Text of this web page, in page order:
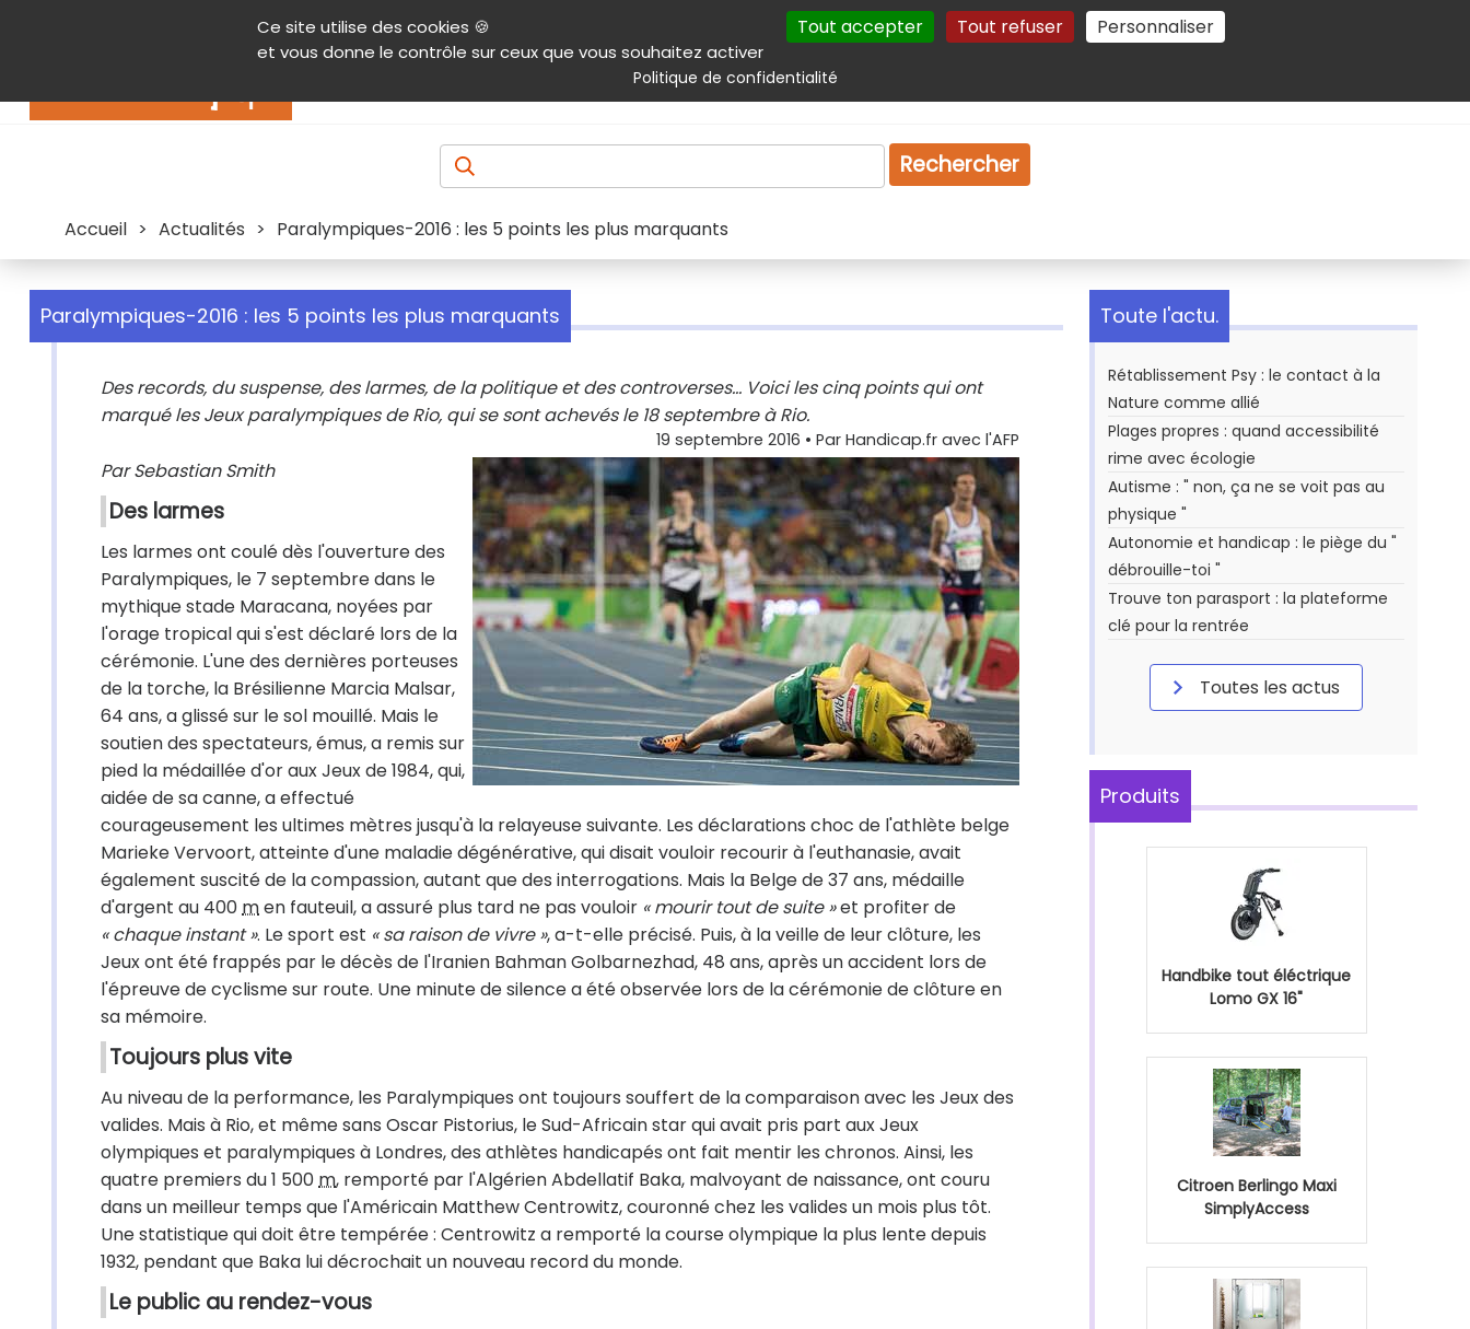
Ce site utilise des cookies 🍪
et vous donne le contrôle sur ceux que vous souhaitez activer
Tout accepter Tout refuser Personnaliser
Politique de confidentialité
Contenu Aide et accessibilité Menu principal Autres services Plan du site Gestion des cookies
Produits & services Emploi Droit
Rechercher
Accueil > Actualités > Paralympiques-2016 : les 5 points les plus marquants
Paralympiques-2016 : les 5 points les plus marquants
Des records, du suspense, des larmes, de la politique et des controverses... Voici les cinq points qui ont
marqué les Jeux paralympiques de Rio, qui se sont achevés le 18 septembre à Rio.
19 septembre 2016 • Par Handicap.fr avec l'AFP
Par Sebastian Smith
Des larmes
Les larmes ont coulé dès l'ouverture des
Paralympiques, le 7 septembre dans le
mythique stade Maracana, noyées par
l'orage tropical qui s'est déclaré lors de la
cérémonie. L'une des dernières porteuses
de la torche, la Brésilienne Marcia Malsar,
64 ans, a glissé sur le sol mouillé. Mais le
soutien des spectateurs, émus, a remis sur
pied la médaillée d'or aux Jeux de 1984, qui,
aidée de sa canne, a effectué
courageusement les ultimes mètres jusqu'à la relayeuse suivante. Les déclarations choc de l'athlète belge
Marieke Vervoort, atteinte d'une maladie dégénérative, qui disait vouloir recourir à l'euthanasie, avait
également suscité de la compassion, autant que des interrogations. Mais la Belge de 37 ans, médaille
d'argent au 400men fauteuil, a assuré plus tard ne pas vouloir « mourir tout de suite »et profiter de
« chaque instant ». Le sport est « sa raison de vivre », a-t-elle précisé. Puis, à la veille de leur clôture, les
Jeux ont été frappés par le décès de l'Iranien Bahman Golbarnezhad, 48 ans, après un accident lors de
l'épreuve de cyclisme sur route. Une minute de silence a été observée lors de la cérémonie de clôture en
sa mémoire.
Toujours plus vite
Au niveau de la performance, les Paralympiques ont toujours souffert de la comparaison avec les Jeux des
valides. Mais à Rio, et même sans Oscar Pistorius, le Sud-Africain star qui avait pris part aux Jeux
olympiques et paralympiques à Londres, des athlètes handicapés ont fait mentir les chronos. Ainsi, les
quatre premiers du 1 500m, remporté par l'Algérien Abdellatif Baka, malvoyant de naissance, ont couru
dans un meilleur temps que l'Américain Matthew Centrowitz, couronné chez les valides un mois plus tôt.
Une statistique qui doit être tempérée : Centrowitz a remporté la course olympique la plus lente depuis
1932, pendant que Baka lui décrochait un nouveau record du monde.
Le public au rendez-vous
Toute l'actu.
Rétablissement Psy : le contact à la
Nature comme allié
Plages propres : quand accessibilité
rime avec écologie
Autisme : " non, ça ne se voit pas au
physique "
Autonomie et handicap : le piège du "
débrouille-toi "
Trouve ton parasport : la plateforme
clé pour la rentrée
Toutes les actus
Produits
Handbike tout éléctrique
Lomo GX 16"
Citroen Berlingo Maxi
SimplyAccess